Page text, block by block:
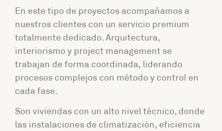
En este tipo de proyectos acompañamos a
nuestros clientes con un servicio premium
totalmente dedicado. Arquitectura,
interiorismo y project management se
trabajan de forma coordinada, liderando
procesos complejos con método y control en
cada fase.
Son viviendas con un alto nivel técnico, donde
las instalaciones de climatización, eficiencia